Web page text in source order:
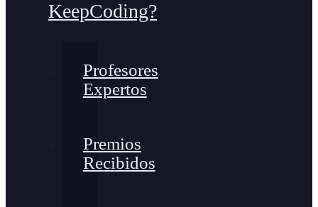
KeepCoding?
Profesores
Expertos
Premios
Recibidos